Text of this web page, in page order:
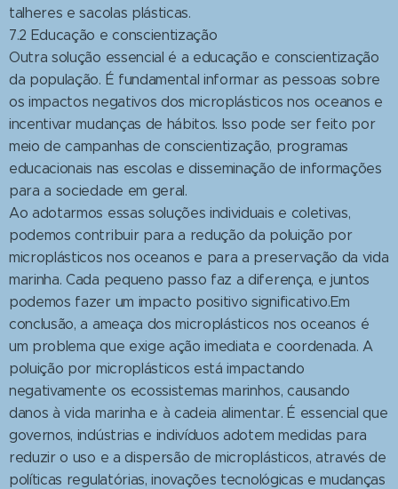
talheres e sacolas plásticas.
7.2 Educação e conscientização
Outra solução essencial é a educação e conscientização
da população. É fundamental informar as pessoas sobre
os impactos negativos dos microplásticos nos oceanos e
incentivar mudanças de hábitos. Isso pode ser feito por
meio de campanhas de conscientização, programas
educacionais nas escolas e disseminação de informações
para a sociedade em geral.
Ao adotarmos essas soluções individuais e coletivas,
podemos contribuir para a redução da poluição por
microplásticos nos oceanos e para a preservação da vida
marinha. Cada pequeno passo faz a diferença, e juntos
podemos fazer um impacto positivo significativo.Em
conclusão, a ameaça dos microplásticos nos oceanos é
um problema que exige ação imediata e coordenada. A
poluição por microplásticos está impactando
negativamente os ecossistemas marinhos, causando
danos à vida marinha e à cadeia alimentar. É essencial que
governos, indústrias e indivíduos adotem medidas para
reduzir o uso e a dispersão de microplásticos, através de
políticas regulatórias, inovações tecnológicas e mudanças